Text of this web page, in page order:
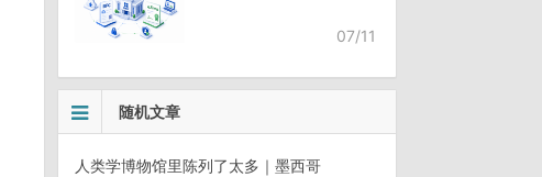
07/11
随机文章
人类学博物馆里陈列了太多｜墨西哥